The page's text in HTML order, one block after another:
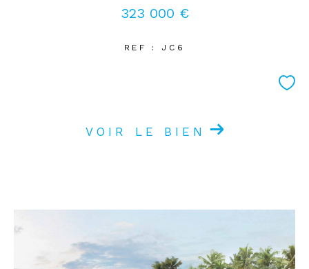
323 000 €
REF : JC6
VOIR LE BIEN